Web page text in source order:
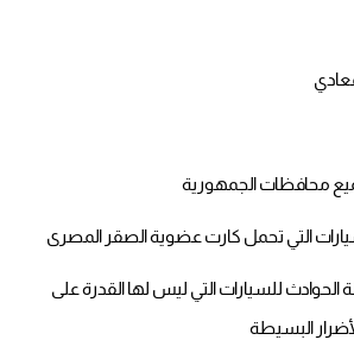
محافظات الجمهورية
التي تحمل كارت عضوية الصقر المصرى
الحوادث للسيارات التي ليس لها القدرة على
البسيطة